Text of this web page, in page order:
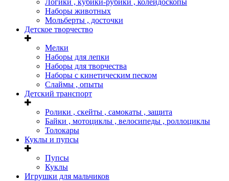
Логики , кубики-рубики , колейдоскопы
Наборы животных
Мольберты , досточки
Детское творчество
Мелки
Наборы для лепки
Наборы для творчества
Наборы с кинетическим песком
Слаймы , опыты
Детский транспорт
Ролики , скейты , самокаты , защита
Байки , мотоциклы , велосипеды , роллоциклы
Толокары
Куклы и пупсы
Пупсы
Куклы
Игрушки для мальчиков